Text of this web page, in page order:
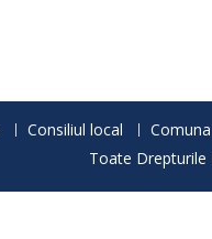
Consiliul local
Toate Drepturile